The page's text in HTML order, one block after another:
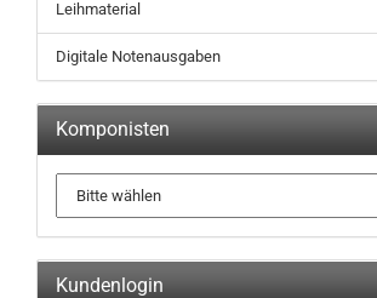
Leihmaterial
Digitale Notenausgaben
Komponisten
Kundenlogin